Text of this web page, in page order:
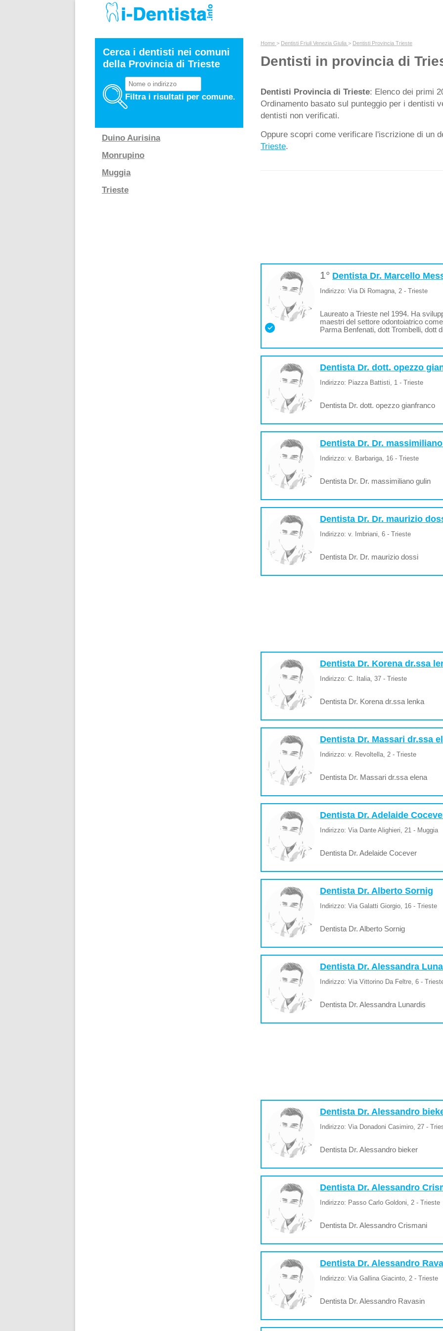
Home > Dentisti Friuli Venezia Giulia > Dentisti Provincia Trieste
Dentisti in provincia di
Dentisti Provincia di Trieste: Elenco dei primi
Ordinamento basato sul punteggio per i dentisti
dentisti non verificati.
Oppure scopri come verificare l'iscrizione di un
Trieste.
1° Dentista Dr. Marcello
Indirizzo: Via Di Romagna, 2 - Trieste
Laureato a Trieste nel 1994. Ha
maestri del settore odontoiatrico
Parma Benfenati, dott Trombelli, dott
Dentista Dr. dott. opezzo
Indirizzo: Piazza Battisti, 1 - Trieste
Dentista Dr. dott. opezzo gianfranco
Dentista Dr. Dr.
Indirizzo: v. Barbariga, 16 - Trieste
Dentista Dr. Dr. massimiliano gulin
Dentista Dr. Dr. maurizio
Indirizzo: v. Imbriani, 6 - Trieste
Dentista Dr. Dr. maurizio dossi
Dentista Dr. Korena dr.ssa
Indirizzo: C. Italia, 37 - Trieste
Dentista Dr. Korena dr.ssa lenka
Dentista Dr. Massari dr.ssa
Indirizzo: v. Revoltella, 2 - Trieste
Dentista Dr. Massari dr.ssa elena
Dentista Dr. Adelaide
Indirizzo: Via Dante Alighieri, 21 - Muggia
Dentista Dr. Adelaide Cocever
Dentista Dr. Alberto Sornig
Indirizzo: Via Galatti Giorgio, 16 - Trieste
Dentista Dr. Alberto Sornig
Dentista Dr. Alessandra
Indirizzo: Via Vittorino Da Feltre, 6 -
Dentista Dr. Alessandra Lunardis
Dentista Dr. Alessandro
Indirizzo: Via Donadoni Casimiro, 27 -
Dentista Dr. Alessandro bieker
Dentista Dr. Alessandro
Indirizzo: Passo Carlo Goldoni, 2 - Trieste
Dentista Dr. Alessandro Crismani
Dentista Dr. Alessandro
Indirizzo: Via Gallina Giacinto, 2 - Trieste
Dentista Dr. Alessandro Ravasin
Cerca i dentisti nei comuni
della Provincia di Trieste
Filtra i risultati per comune.
Duino Aurisina
Monrupino
Muggia
Trieste